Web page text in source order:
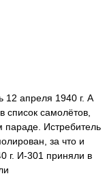
12 апреля 1940 г. А
самолётов,
Истребитель
за что и
г. И-301 приняли в